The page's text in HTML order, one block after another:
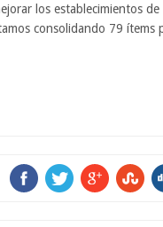
los establecimientos
consolidando 79